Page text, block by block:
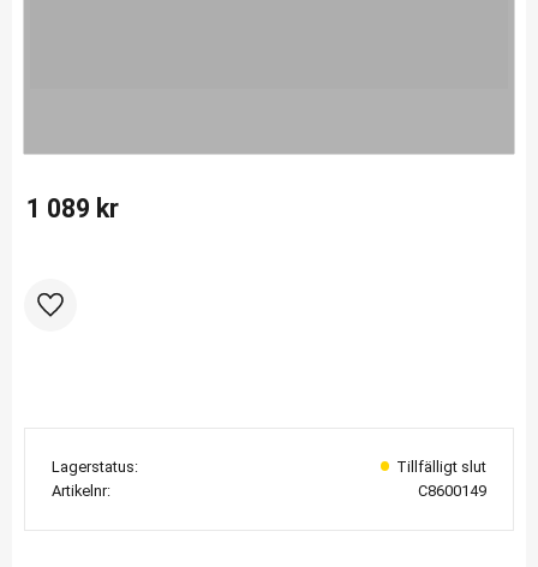
1 089 kr
Lägg till i favoriter
Lagerstatus
Artikelnr
C8600149